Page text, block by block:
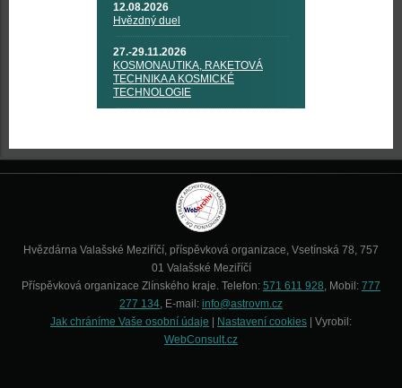
12.08.2026
Hvězdný duel
27.-29.11.2026
KOSMONAUTIKA, RAKETOVÁ
TECHNIKA A KOSMICKÉ
TECHNOLOGIE
Hvězdárna Valašské Meziříčí, příspěvková organizace, Vsetínská 78, 757
01 Valašské Meziříčí
Příspěvková organizace Zlínského kraje. Telefon: 571 611 928, Mobil: 777
277 134, E-mail: info@astrovm.cz
Jak chráníme Vaše osobní údaje
Nastavení cookies | Vyrobil:
WebConsult.cz